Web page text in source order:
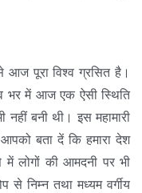
आज पूरा विश्व ग्रसित है।
भर में आज एक ऐसी स्थिति
बनी थी। इस महामारी
बता दें कि हमारा देश
लोगों की आमदनी पर भी
से निम्न तथा मध्यम वर्गीय